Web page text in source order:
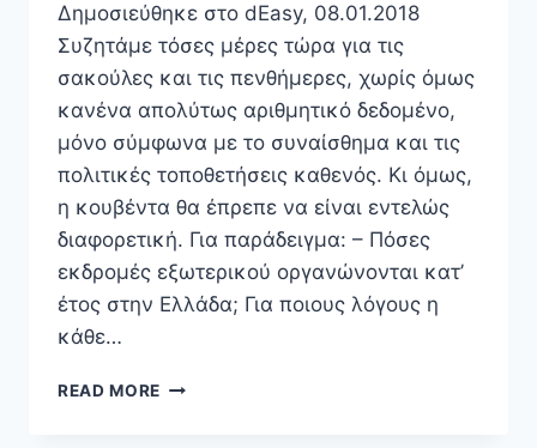
Δημοσιεύθηκε στο dEasy, 08.01.2018
Συζητάμε τόσες μέρες τώρα για τις
σακούλες και τις πενθήμερες, χωρίς όμως
κανένα απολύτως αριθμητικό δεδομένο,
μόνο σύμφωνα με το συναίσθημα και τις
πολιτικές τοποθετήσεις καθενός. Κι όμως,
η κουβέντα θα έπρεπε να είναι εντελώς
διαφορετική. Για παράδειγμα: – Πόσες
εκδρομές εξωτερικού οργανώνονται κατ’
έτος στην Ελλάδα; Για ποιους λόγους η
κάθε…
READ MORE ΣΑΚΟΎΛΕΣ,